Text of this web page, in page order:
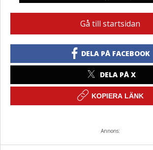
Gå till startsidan
DELA PÅ FACEBOOK
DELA PÅ X
KOPIERA LÄNK
Annons: